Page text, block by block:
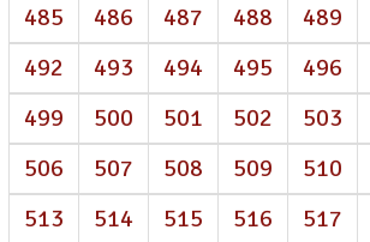
485
486 487 488 489
492
493 494 495 496
499
500 501 502 503
506
507 508 509 510
513
514 515 516 517